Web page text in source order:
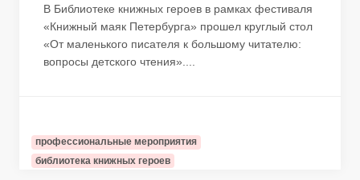
В Библиотеке книжных героев в рамках фестиваля
«Книжный маяк Петербурга» прошел круглый стол
«От маленького писателя к большому читателю:
вопросы детского чтения»....
профессиональные мероприятия
библиотека книжных героев